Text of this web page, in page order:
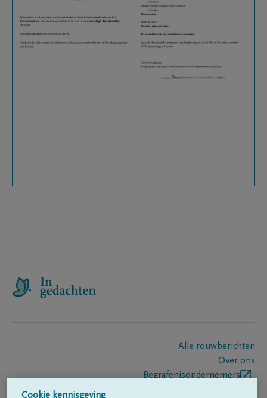
Alle rouwberichten
Over ons
Begrafenisondernemers
Cookie kennisgeving